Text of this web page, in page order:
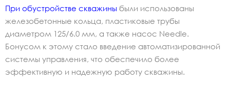
При обустройстве скважины были использованы
железобетонные кольца, пластиковые трубы
диаметром 125/6.0 мм, а также насос Needle.
Бонусом к этому стало введение автоматизированной
системы управления, что обеспечило более
эффективную и надежную работу скважины.